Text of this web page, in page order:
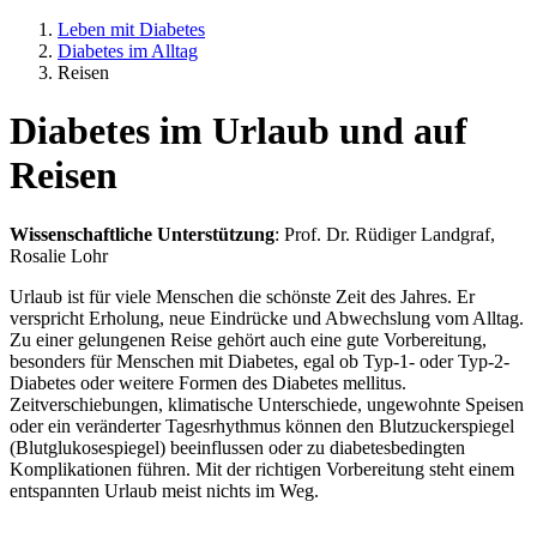
Leben mit Diabetes
Diabetes im Alltag
Reisen
Diabetes im Urlaub und auf
Reisen
Wissenschaftliche Unterstützung: Prof. Dr. Rüdiger Landgraf,
Rosalie Lohr
Urlaub ist für viele Menschen die schönste Zeit des Jahres. Er
verspricht Erholung, neue Eindrücke und Abwechslung vom Alltag.
Zu einer gelungenen Reise gehört auch eine gute Vorbereitung,
besonders für Menschen mit Diabetes, egal ob Typ-1- oder Typ-2-
Diabetes oder weitere Formen des Diabetes mellitus.
Zeitverschiebungen, klimatische Unterschiede, ungewohnte Speisen
oder ein veränderter Tagesrhythmus können den Blutzuckerspiegel
(Blutglukosespiegel) beeinflussen oder zu diabetesbedingten
Komplikationen führen. Mit der richtigen Vorbereitung steht einem
entspannten Urlaub meist nichts im Weg.